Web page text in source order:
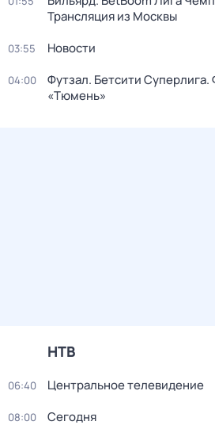
Трансляция из Москвы
03:55 Новости
04:00
Футзал. Бетсити Суперлига.
«Тюмень»
НТВ
06:40 Центральное телевидение
08:00 Сегодня